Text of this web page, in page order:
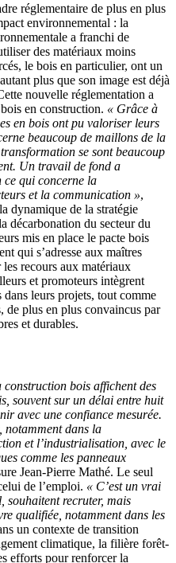
réglementaire de plus en plus
environnemental : la
a franchi de
des matériaux moins
le bois en particulier, ont un
plus que son image est déjà
nouvelle réglementation a
en construction. « Grâce à
en bois ont pu valoriser leurs
beaucoup de maillons de la
se sont beaucoup
Un travail de fond a
ce qui concerne la
et la communication »,
dynamique de la stratégie
décarbonation du secteur du
mis en place le pacte bois
qui s’adresse aux maîtres
recours aux matériaux
et promoteurs intègrent
leurs projets, tout comme
de plus en plus convaincus par
et durables.
construction bois affichent des
souvent sur un délai entre huit
avec une confiance mesurée.
notamment dans la
et l’industrialisation, avec le
comme les panneaux
Jean-Pierre Mathé. Le seul
de l’emploi. « C’est un vrai
souhaitent recruter, mais
qualifiée, notamment dans les
un contexte de transition
climatique, la filière forêt-
efforts pour renforcer la